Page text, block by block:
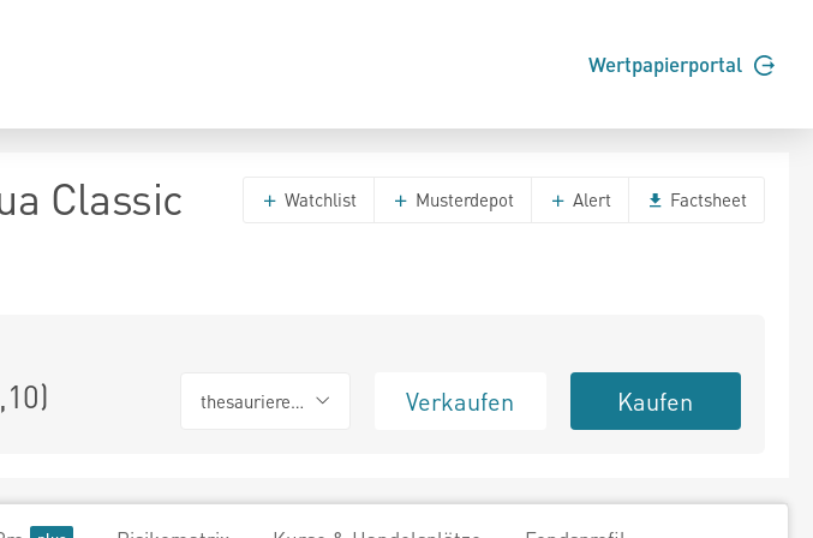
Wertpapierportal
Classic Watchlist Musterdepot Alert Factsheet
) thesaurierend Verkaufen Kaufen